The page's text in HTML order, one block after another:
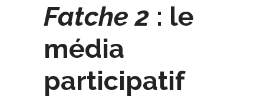
Fatche 2 : le
média
participatif